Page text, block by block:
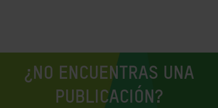
¿NO ENCUENTRAS UNA
PUBLICACIÓN?